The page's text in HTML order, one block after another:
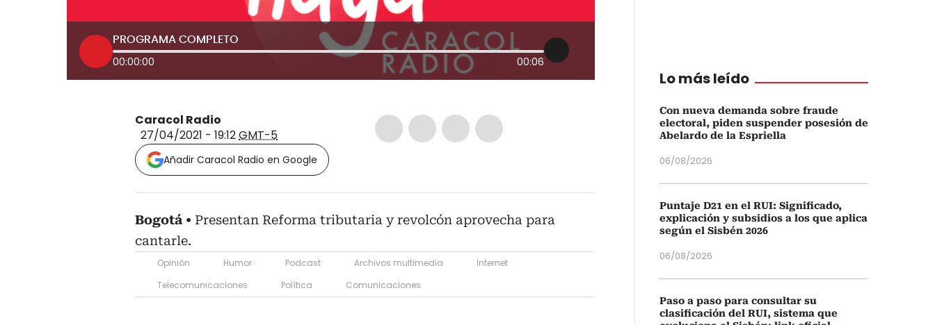
PROGRAMA COMPLETO
00:00:00 00:06
Caracol Radio
27/04/2021 - 19:12GMT-5
Añadir Caracol Radio en Google
Bogotá
Presentan Reforma tributaria y revolcón aprovecha para
cantarle.
Opinión Humor Podcast Archivos multimedia
Internet
Telecomunicaciones
Política Comunicaciones
Lo más leído
Con nueva demanda sobre fraude
electoral, piden suspender posesión de
Abelardo de la Espriella
06/08/2026
Puntaje D21 en el RUI: Significado,
explicación y subsidios a los que aplica
según el Sisbén 2026
06/08/2026
Paso a paso para consultar su
clasificación del RUI, sistema que